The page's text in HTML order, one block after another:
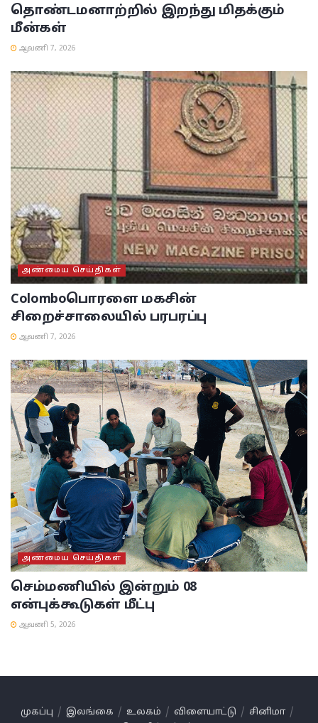
தொண்டமனாற்றில் இறந்து மிதக்கும்
மீன்கள்
ஆவணி 7, 2026
அண்மைய செய்திகள்
Colomboபொரளை மகசின்
சிறைச்சாலையில் பரபரப்பு
ஆவணி 7, 2026
அண்மைய செய்திகள்
செம்மணியில் இன்றும் 08
என்புக்கூடுகள் மீட்பு
ஆவணி 5, 2026
முகப்பு இலங்கை உலகம் விளையாட்டு
சினிமா